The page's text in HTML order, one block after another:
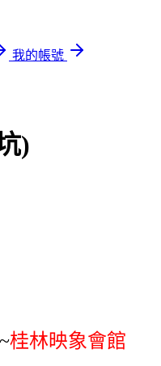
我的帳號
)
桂林映象會館